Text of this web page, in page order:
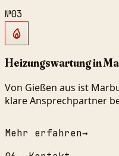
№03
Heizungswartung in
Von Gießen aus ist
klare Ansprechpartner
Mehr erfahren→